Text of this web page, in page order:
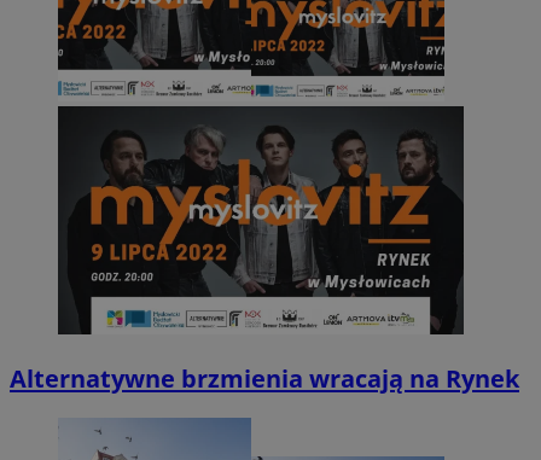
Alternatywne brzmienia wracają na Rynek